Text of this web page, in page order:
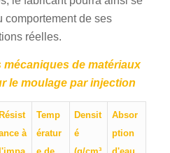
comportement de ses
réelles.
mécaniques de matériaux
le moulage par injection
Résist
à
Temp
ératur
Densit
é
Absor
ption